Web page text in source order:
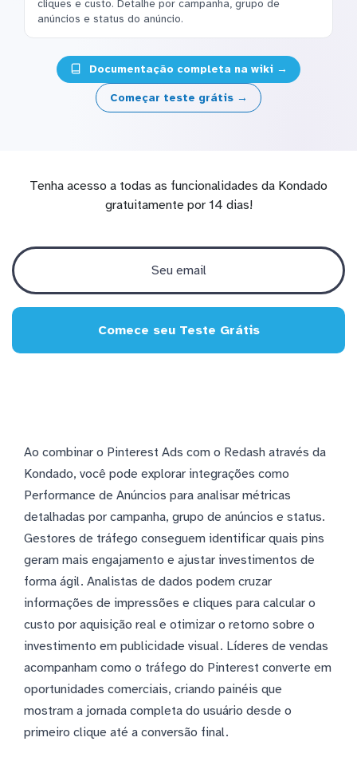
cliques e custo. Detalhe por campanha, grupo de
anúncios e status do anúncio.
Documentação completa na wiki →
Começar teste grátis →
Tenha acesso a todas as funcionalidades da Kondado
gratuitamente por 14 dias!
Comece seu Teste Grátis
Ao combinar o Pinterest Ads com o Redash através da
Kondado, você pode explorar integrações como
Performance de Anúncios para analisar métricas
detalhadas por campanha, grupo de anúncios e status.
Gestores de tráfego conseguem identificar quais pins
geram mais engajamento e ajustar investimentos de
forma ágil. Analistas de dados podem cruzar
informações de impressões e cliques para calcular o
custo por aquisição real e otimizar o retorno sobre o
investimento em publicidade visual. Líderes de vendas
acompanham como o tráfego do Pinterest converte em
oportunidades comerciais, criando painéis que
mostram a jornada completa do usuário desde o
primeiro clique até a conversão final.